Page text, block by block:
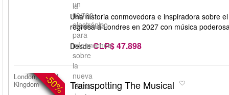
la
fecha
reservada.
un
correo
electrónico
para
informarnos
sobre
la
nueva
fecha
Una historia conmovedora e inspiradora sobre
regresa a Londres en 2027 con música
Desde CLP$ 47.898
-50%
London, United
Kingdom
Trainspotting The Musical